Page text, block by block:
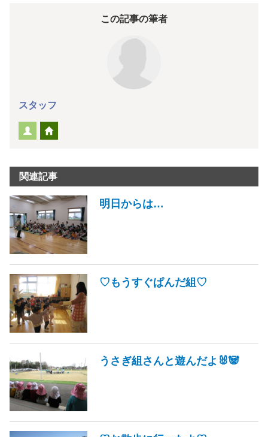
この記事の筆者
スタッフ
関連記事
明日からは…
♡もうすぐぱんだ組♡
うさぎ組さんと遊んだよ🐰🐼